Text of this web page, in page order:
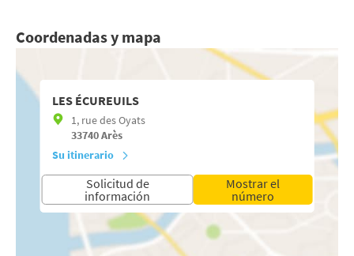
Coordenadas y mapa
LES ÉCUREUILS
1, rue des Oyats
33740Arès
Su itinerario
Solicitud de
información
Mostrar el
número